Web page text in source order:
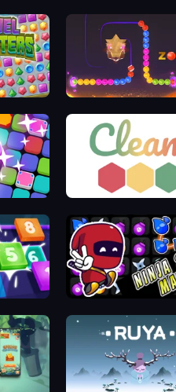
Zooma Marble Quest
Ninja Spell Match